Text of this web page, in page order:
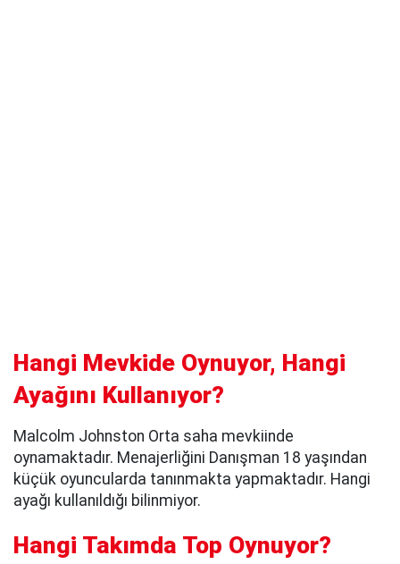
Hangi Mevkide Oynuyor, Hangi
Ayağını Kullanıyor?
Malcolm Johnston Orta saha mevkiinde
oynamaktadır. Menajerliğini Danışman 18 yaşından
küçük oyuncularda tanınmakta yapmaktadır. Hangi
ayağı kullanıldığı bilinmiyor.
Hangi Takımda Top Oynuyor?